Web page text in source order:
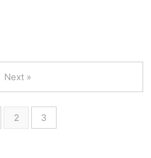
2 3
Next »